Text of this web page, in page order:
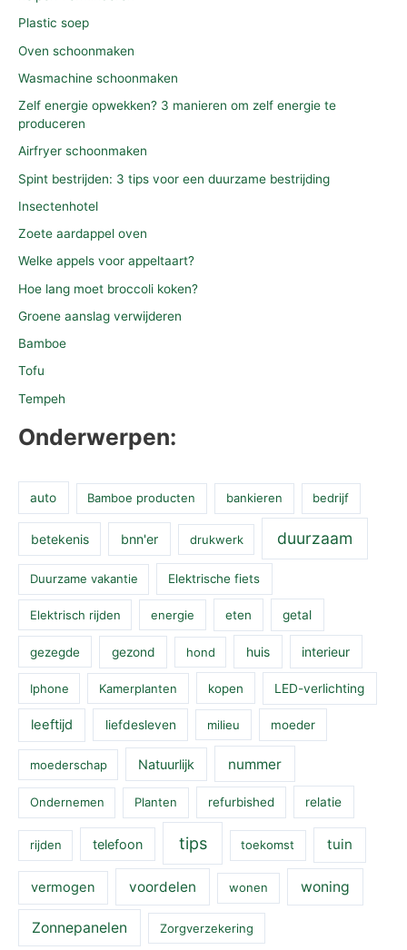
Plastic soep
Oven schoonmaken
Wasmachine schoonmaken
Zelf energie opwekken? 3 manieren om zelf energie te
produceren
Airfryer schoonmaken
Spint bestrijden: 3 tips voor een duurzame bestrijding
Insectenhotel
Zoete aardappel oven
Welke appels voor appeltaart?
Hoe lang moet broccoli koken?
Groene aanslag verwijderen
Bamboe
Tofu
Tempeh
Onderwerpen:
auto Bamboe producten bankieren bedrijf
betekenis bnn'er drukwerk duurzaam
Duurzame vakantie Elektrische fiets
Elektrisch rijden energie eten getal
gezegde gezond hond huis interieur
Iphone Kamerplanten kopen LED-verlichting
leeftijd liefdesleven milieu moeder
moederschap Natuurlijk nummer
Ondernemen Planten refurbished relatie
rijden telefoon tips toekomst tuin
vermogen voordelen wonen woning
Zonnepanelen Zorgverzekering